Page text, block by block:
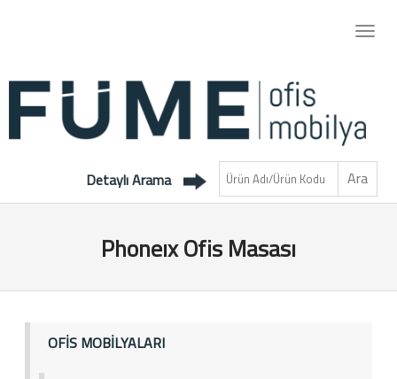
Detaylı Arama
Phoneıx Ofis Masası
OFİS MOBİLYALARI